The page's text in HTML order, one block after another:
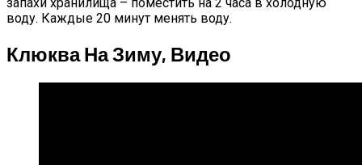
воду. Каждые 20 минут менять воду.
Клюква На Зиму, Видео